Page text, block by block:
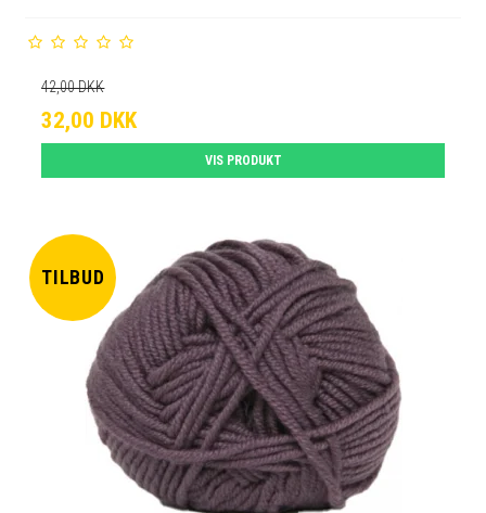
42,00 DKK
32,00 DKK
VIS PRODUKT
TILBUD